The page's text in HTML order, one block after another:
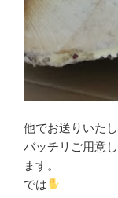
他でお送りいた
バッチリご用意
ます。
では